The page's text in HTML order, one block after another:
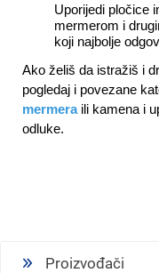
Uporijedi pločice
mermerom i
koji najbolje
Ako želiš da istražiš i
pogledaj i povezane
mermera ili kamena i
odluke.
Proizvođači